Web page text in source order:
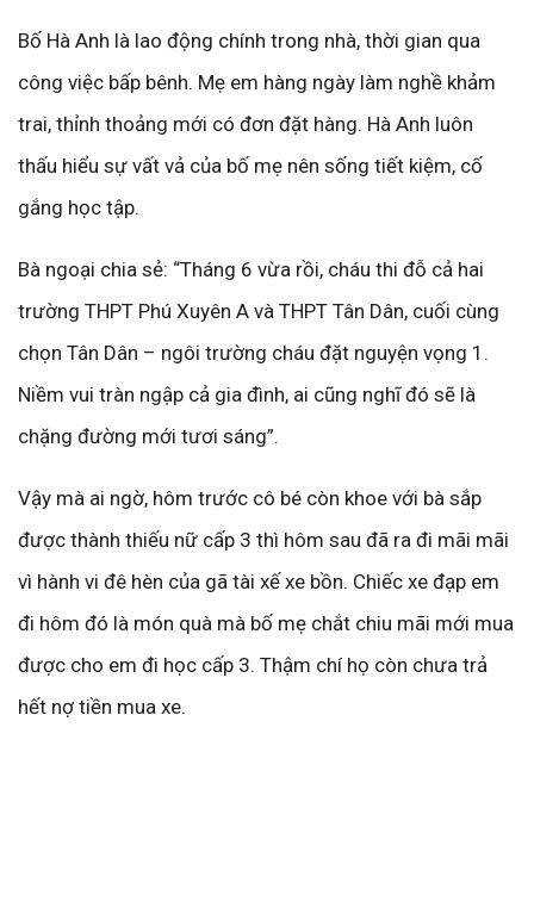
Bố Hà Anh là lao động chính trong nhà, thời gian qua
công việc bấp bênh. Mẹ em hàng ngày làm nghề khảm
trai, thỉnh thoảng mới có đơn đặt hàng. Hà Anh luôn
thấu hiểu sự vất vả của bố mẹ nên sống tiết kiệm, cố
gắng học tập.
Bà ngoại chia sẻ: “Tháng 6 vừa rồi, cháu thi đỗ cả hai
trường THPT Phú Xuyên A và THPT Tân Dân, cuối cùng
chọn Tân Dân – ngôi trường cháu đặt nguyện vọng 1.
Niềm vui tràn ngập cả gia đình, ai cũng nghĩ đó sẽ là
chặng đường mới tươi sáng”.
Vậy mà ai ngờ, hôm trước cô bé còn khoe với bà sắp
được thành thiếu nữ cấp 3 thì hôm sau đã ra đi mãi mãi
vì hành vi đê hèn của gã tài xế xe bồn. Chiếc xe đạp em
đi hôm đó là món quà mà bố mẹ chắt chiu mãi mới mua
được cho em đi học cấp 3. Thậm chí họ còn chưa trả
hết nợ tiền mua xe.